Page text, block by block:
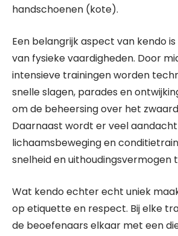
handschoenen (kote).
Een belangrijk aspect van kendo
van fysieke vaardigheden. Door
intensieve trainingen worden
snelle slagen, parades en
om de beheersing over het
Daarnaast wordt er veel
lichaamsbeweging en
snelheid en uithoudingsvermogen
Wat kendo echter echt uniek
op etiquette en respect. Bij elke
de beoefenaars elkaar met een